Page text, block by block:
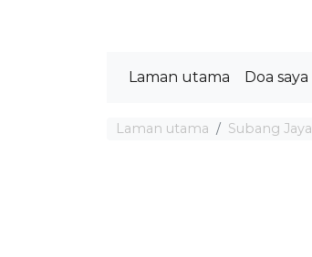
Laman utama Doa saya
Laman utama Subang Jaya